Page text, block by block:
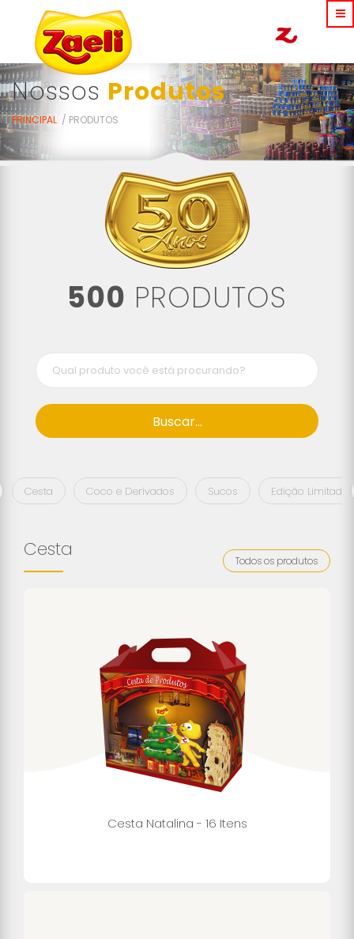
Nossos Produtos
PRINCIPAL PRODUTOS
500 PRODUTOS
Buscar...
Cesta Coco e Derivados Sucos Edição Limitada
Cesta Todos os produtos
Cesta Natalina - 16 Itens